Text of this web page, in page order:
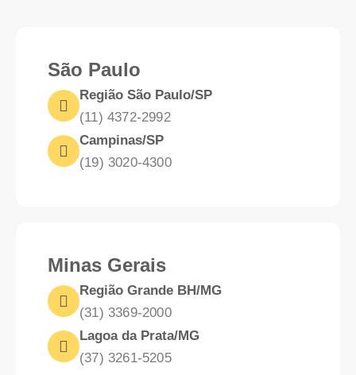
Regiões atendidas
São Paulo
Região São Paulo/SP
(11) 4372-2992
Campinas/SP
(19) 3020-4300
Minas Gerais
Região Grande BH/MG
(31) 3369-2000
Lagoa da Prata/MG
(37) 3261-5205